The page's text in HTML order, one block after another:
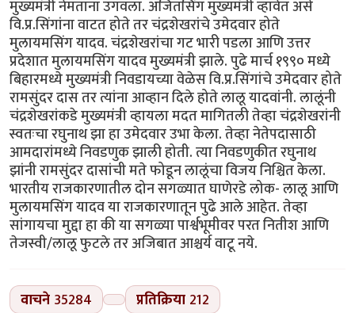
मुख्यमंत्री नेमताना उगवला. अजितसिंग मुख्यमंत्री व्हावेत असे
वि.प्र.सिंगांना वाटत होते तर चंद्रशेखरांचे उमेदवार होते
मुलायमसिंग यादव. चंद्रशेखरांचा गट भारी पडला आणि उत्तर
प्रदेशात मुलायमसिंग यादव मुख्यमंत्री झाले. पुढे मार्च १९९० मध्ये
बिहारमध्ये मुख्यमंत्री निवडायच्या वेळेस वि.प्र.सिंगांचे उमेदवार होते
रामसुंदर दास तर त्यांना आव्हान दिले होते लालू यादवांनी. लालूंनी
चंद्रशेखरांकडे मुख्यमंत्री व्हायला मदत मागितली तेव्हा चंद्रशेखरांनी
स्वतःचा रघुनाथ झा हा उमेदवार उभा केला. तेव्हा नेतेपदासाठी
आमदारांमध्ये निवडणुक झाली होती. त्या निवडणुकीत रघुनाथ
झांनी रामसुंदर दासांची मते फोडून लालूंचा विजय निश्चित केला.
भारतीय राजकारणातील दोन सगळ्यात घाणेरडे लोक- लालू आणि
मुलायमसिंग यादव या राजकारणातून पुढे आले आहेत. तेव्हा
सांगायचा मुद्दा हा की या सगळ्या पार्श्वभूमीवर परत नितीश आणि
तेजस्वी/लालू फुटले तर अजिबात आश्चर्य वाटू नये.
वाचने 35284 प्रतिक्रिया 212